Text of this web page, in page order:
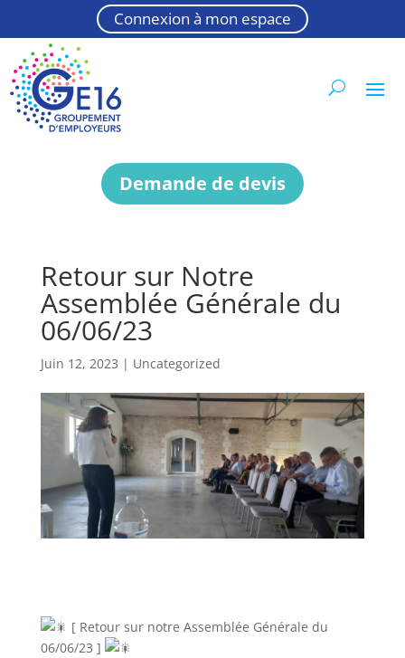
Connexion à mon espace
Demande de devis
Retour sur Notre
Assemblée Générale du
06/06/23
Juin 12, 2023 | Uncategorized
[ Retour sur notre Assemblée Générale du
06/06/23 ]